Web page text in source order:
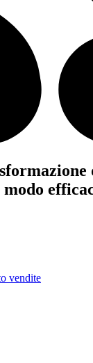
vendite